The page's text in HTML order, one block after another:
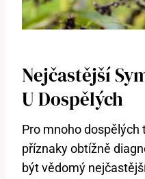
Nejčastější
U Dospělých
Pro mnoho
příznaky obtížně
být vědomý